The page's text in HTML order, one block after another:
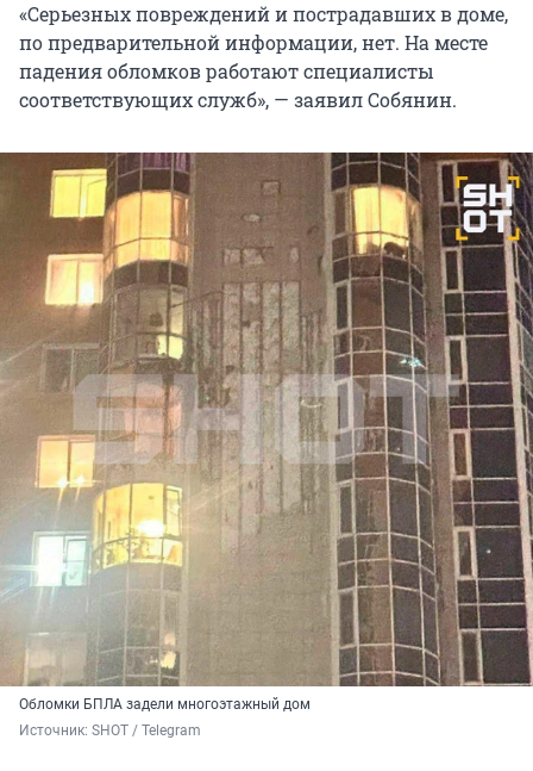
«Серьезных повреждений и пострадавших в доме,
по предварительной информации, нет. На месте
падения обломков работают специалисты
соответствующих служб», — заявил Собянин.
Обломки БПЛА задели многоэтажный дом
Источник: SHOT / Telegram